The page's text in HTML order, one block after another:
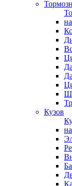
Кузов